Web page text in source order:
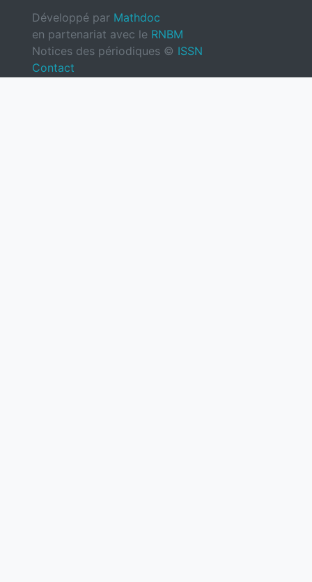
Développé par Mathdoc
en partenariat avec le RNBM
Notices des périodiques © ISSN
Contact